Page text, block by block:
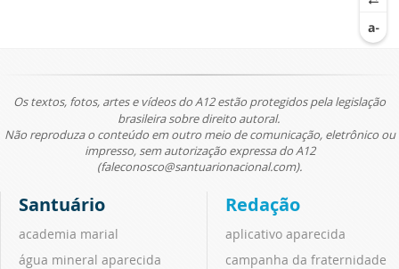
Os textos, fotos, artes e vídeos do A12 estão protegidos pela legislação
brasileira sobre direito autoral.
Não reproduza o conteúdo em outro meio de comunicação, eletrônico ou
impresso, sem autorização expressa do A12
(faleconosco@santuarionacional.com).
Santuário
academia marial
água mineral aparecida
Redação
aplicativo aparecida
campanha da fraternidade